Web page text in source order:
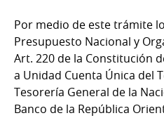
Por medio de este trámite
Presupuesto Nacional y
Art. 220 de la Constitución
a Unidad Cuenta Única del
Tesorería General de la
Banco de la República